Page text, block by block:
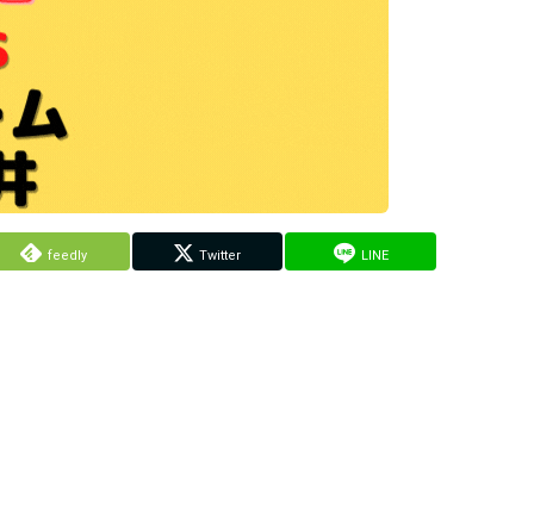
feedly Twitter LINE